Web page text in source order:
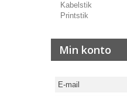
Kabelstik
Printstik
Min konto